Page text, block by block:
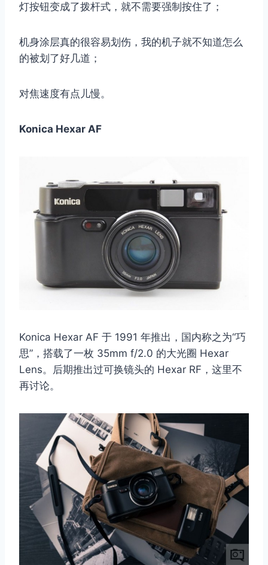
灯按钮变成了拨杆式，就不需要强制按住了；
机身涂层真的很容易划伤，我的机子就不知道怎么
的被划了好几道；
对焦速度有点儿慢。
Konica Hexar AF
Konica Hexar AF 于 1991 年推出，国内称之为“巧
思”，搭载了一枚 35mm f/2.0 的大光圈 Hexar
Lens。后期推出过可换镜头的 Hexar RF，这里不
再讨论。